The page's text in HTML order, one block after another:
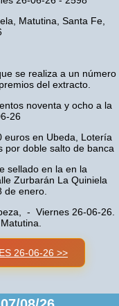
Matutina, Santa Fe,
se realiza a un número
del extracto.
noventa y ocho a la
26
euros en Ubeda, Lotería
por doble salto de banca
sellado en la en la
Zurbarán La Quiniela
de enero.
- Viernes 26-06-26.
26-06-26 >>